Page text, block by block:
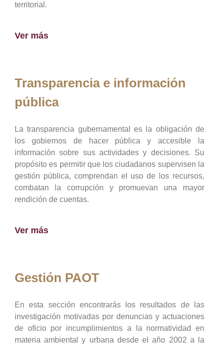
territorial.
Ver más
Transparencia e información
pública
La transparencia gubernamental es la obligación de
los gobiernos de hacer pública y accesible la
información sobre sus actividades y decisiones. Su
propósito es permitir que los ciudadanos supervisen la
gestión pública, comprendan el uso de los recursos,
combatan la corrupción y promuevan una mayor
rendición de cuentas.
Ver más
Gestión PAOT
En esta sección encontrarás los resultados de las
investigación motivadas por denuncias y actuaciones
de oficio por incumplimientos a la normatividad en
materia ambiental y urbana desde el año 2002 a la